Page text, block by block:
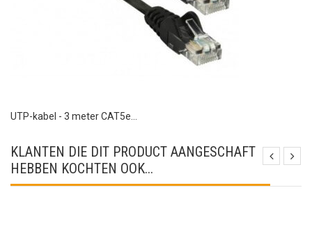
UTP-kabel - 3 meter CAT5e...
KLANTEN DIE DIT PRODUCT AANGESCHAFT
HEBBEN KOCHTEN OOK...